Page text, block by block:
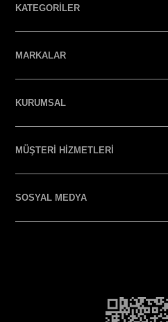
KATEGORİLER
MARKALAR
KURUMSAL
MÜŞTERİ HİZMETLERİ
SOSYAL MEDYA